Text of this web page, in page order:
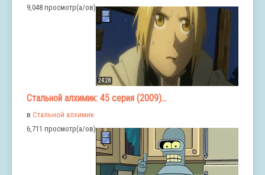
9,048 просмотр(а/ов)
24:28
Стальной алхимик: 45 серия (2009)...
в Стальной алхимик
6,711 просмотр(а/ов)